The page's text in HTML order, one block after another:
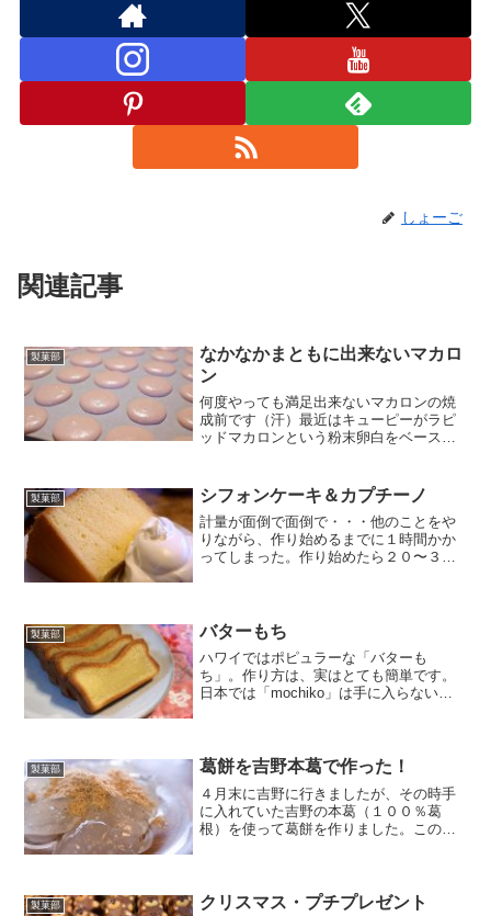
しょーご
関連記事
製菓部
なかなかまともに出来ないマカロ
ン
何度やっても満足出来ないマカロンの焼
成前です（汗）最近はキューピーがラピ
ッドマカロンという粉末卵白をベースに
すが、出来上がってみると庫内の熱風が
偏ってるみたいな焼け方を...
製菓部 シフォンケーキ＆カプチーノ
計量が面倒で面倒で・・・他のことをや
りながら、作り始めるまでに１時間かか
ってしまった。作り始めたら２０〜３０
た。やっぱり難し...
製菓部 バターもち
ハワイではポピュラーな「バターも
ち」。作り方は、実はとても簡単です。
日本では「mochiko」は手に入らないと
製菓部 葛餅を吉野本葛で作った！
４月末に吉野に行きましたが、その時手
に入れていた吉野の本葛（１００％葛
根）を使って葛餅を作りました。この前
なりそうです。 レ...
製菓部 クリスマス・プチプレゼント